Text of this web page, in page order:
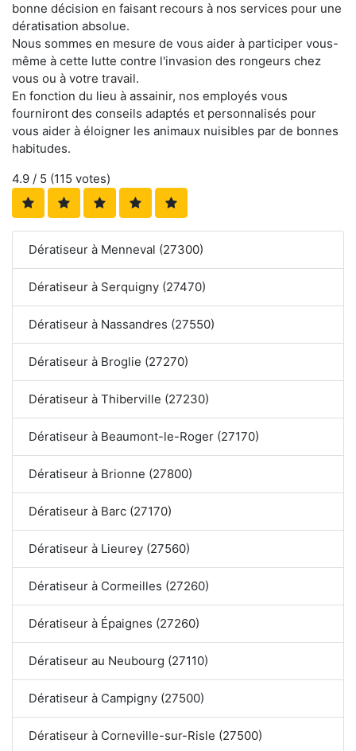
bonne décision en faisant recours à nos services pour une
dératisation absolue.
Nous sommes en mesure de vous aider à participer vous-
même à cette lutte contre l'invasion des rongeurs chez
vous ou à votre travail.
En fonction du lieu à assainir, nos employés vous
fourniront des conseils adaptés et personnalisés pour
vous aider à éloigner les animaux nuisibles par de bonnes
habitudes.
4.9 / 5 (115 votes)
Dératiseur à Menneval (27300)
Dératiseur à Serquigny (27470)
Dératiseur à Nassandres (27550)
Dératiseur à Broglie (27270)
Dératiseur à Thiberville (27230)
Dératiseur à Beaumont-le-Roger (27170)
Dératiseur à Brionne (27800)
Dératiseur à Barc (27170)
Dératiseur à Lieurey (27560)
Dératiseur à Cormeilles (27260)
Dératiseur à Épaignes (27260)
Dératiseur au Neubourg (27110)
Dératiseur à Campigny (27500)
Dératiseur à Corneville-sur-Risle (27500)